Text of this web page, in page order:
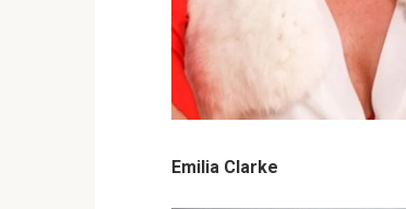
Emilia Clarke